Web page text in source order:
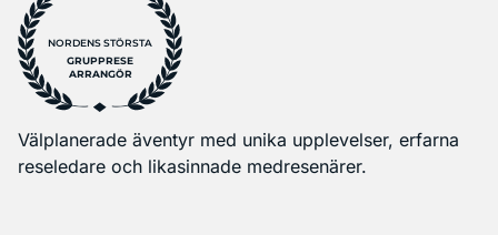
NORDENS STÖRSTA
GRUPPRESE
ARRANGÖR
Välplanerade äventyr med unika upplevelser, erfarna
reseledare och likasinnade medresenärer.